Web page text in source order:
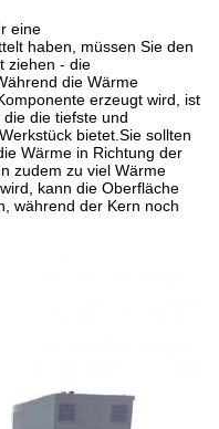
eine
haben, müssen Sie den
ziehen - die
die Wärme
erzeugt wird, ist
die tiefste und
bietet.Sie sollten
Wärme in Richtung der
zudem zu viel Wärme
kann die Oberfläche
während der Kern noch